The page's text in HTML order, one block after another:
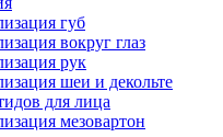
губ
вокруг глаз
рук
шеи и декольте
для лица
мезовартон